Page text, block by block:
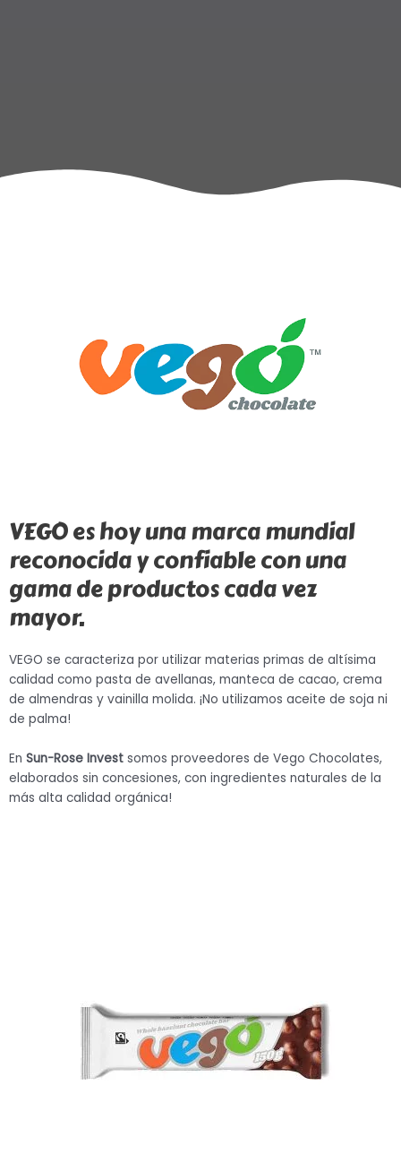
VEGO es hoy una marca mundial
reconocida y confiable con una
gama de productos cada vez
mayor.
VEGO se caracteriza por utilizar materias primas de altísima
calidad como pasta de avellanas, manteca de cacao, crema
de almendras y vainilla molida. ¡No utilizamos aceite de soja ni
de palma!
En Sun-Rose Invest somos proveedores de Vego Chocolates,
elaborados sin concesiones, con ingredientes naturales de la
más alta calidad orgánica!